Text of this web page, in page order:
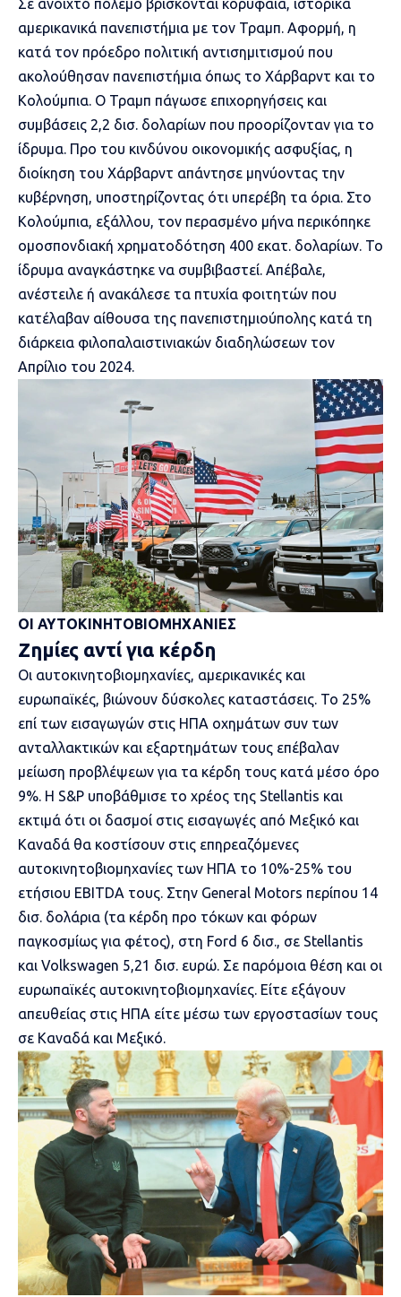
Σε ανοιχτό πόλεμο βρίσκονται κορυφαία, ιστορικά
αμερικανικά πανεπιστήμια με τον Τραμπ. Αφορμή, η
κατά τον πρόεδρο πολιτική αντισημιτισμού που
ακολούθησαν πανεπιστήμια όπως το Χάρβαρντ και το
Κολούμπια. Ο Τραμπ πάγωσε επιχορηγήσεις και
συμβάσεις 2,2 δισ. δολαρίων που προορίζονταν για το
ίδρυμα. Προ του κινδύνου οικονομικής ασφυξίας, η
διοίκηση του Χάρβαρντ απάντησε μηνύοντας την
κυβέρνηση, υποστηρίζοντας ότι υπερέβη τα όρια. Στο
Κολούμπια, εξάλλου, τον περασμένο μήνα περικόπηκε
ομοσπονδιακή χρηματοδότηση 400 εκατ. δολαρίων. Το
ίδρυμα αναγκάστηκε να συμβιβαστεί. Απέβαλε,
ανέστειλε ή ανακάλεσε τα πτυχία φοιτητών που
κατέλαβαν αίθουσα της πανεπιστημιούπολης κατά τη
διάρκεια φιλοπαλαιστινιακών διαδηλώσεων τον
Απρίλιο του 2024.
ΟΙ ΑΥΤΟΚΙΝΗΤΟΒΙΟΜΗΧΑΝΙΕΣ
Ζημίες αντί για κέρδη
Οι αυτοκινητοβιομηχανίες, αμερικανικές και
ευρωπαϊκές, βιώνουν δύσκολες καταστάσεις. Το 25%
επί των εισαγωγών στις ΗΠΑ οχημάτων συν των
ανταλλακτικών και εξαρτημάτων τους επέβαλαν
μείωση προβλέψεων για τα κέρδη τους κατά μέσο όρο
9%. Η S&P υποβάθμισε το χρέος της Stellantis και
εκτιμά ότι οι δασμοί στις εισαγωγές από Μεξικό και
Καναδά θα κοστίσουν στις επηρεαζόμενες
αυτοκινητοβιομηχανίες των ΗΠΑ το 10%-25% του
ετήσιου EBITDA τους. Στην General Motors περίπου 14
δισ. δολάρια (τα κέρδη προ τόκων και φόρων
παγκοσμίως για φέτος), στη Ford 6 δισ., σε Stellantis
και Volkswagen 5,21 δισ. ευρώ. Σε παρόμοια θέση και οι
ευρωπαϊκές αυτοκινητοβιομηχανίες. Είτε εξάγουν
απευθείας στις ΗΠΑ είτε μέσω των εργοστασίων τους
σε Καναδά και Μεξικό.